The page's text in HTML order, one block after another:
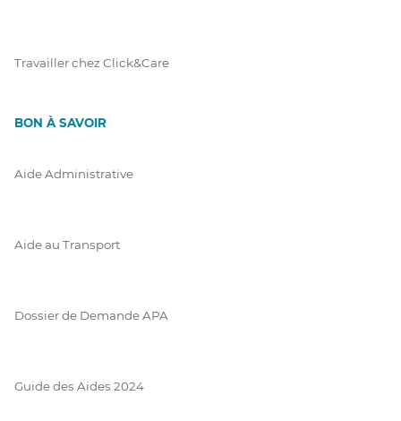
Travailler chez Click&Care
BON À SAVOIR
Aide Administrative
Aide au Transport
Dossier de Demande APA
Guide des Aides 2024